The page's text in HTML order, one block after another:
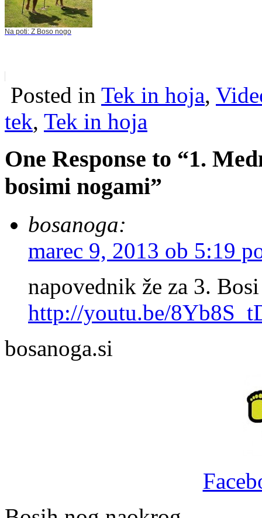
Na poti: Z Boso nogo
Posted in Tek in hoja,
tek, Tek in hoja
One Response to “1.
bosimi nogami”
bosanoga:
marec 9, 2013 ob 5:19
napovednik že za 3.
http://youtu.be/
bosanoga.si